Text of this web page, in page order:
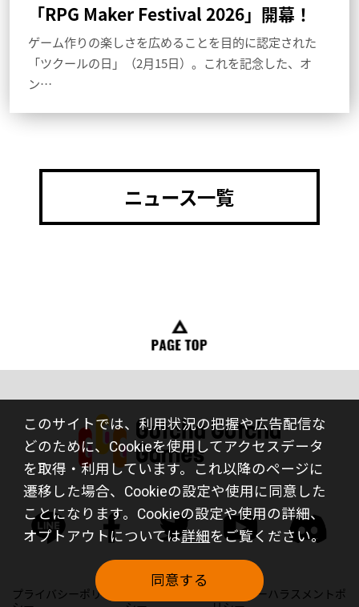
「RPG Maker Festival 2026」開幕！
ゲーム作りの楽しさを広めることを目的に認定された
「ツクールの日」（2月15日）。これを記念した、オ
ン…
ニュース一覧
このサイトでは、利用状況の把握や広告配信な
どのために、Cookieを使用してアクセスデータ
を取得・利用しています。これ以降のページに
遷移した場合、Cookieの設定や使用に同意した
ことになります。Cookieの設定や使用の詳細、
オプトアウトについては詳細をご覧ください。
同意する
プライバシーポリ
カスタマーハラスメントポ